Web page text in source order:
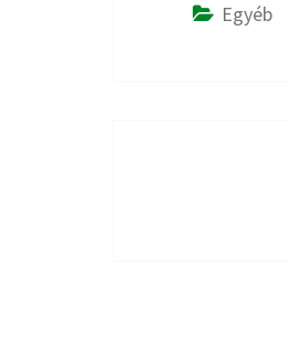
Egyéb